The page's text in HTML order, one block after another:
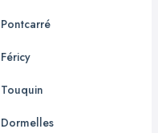
Pontcarré
Féricy
Touquin
Dormelles